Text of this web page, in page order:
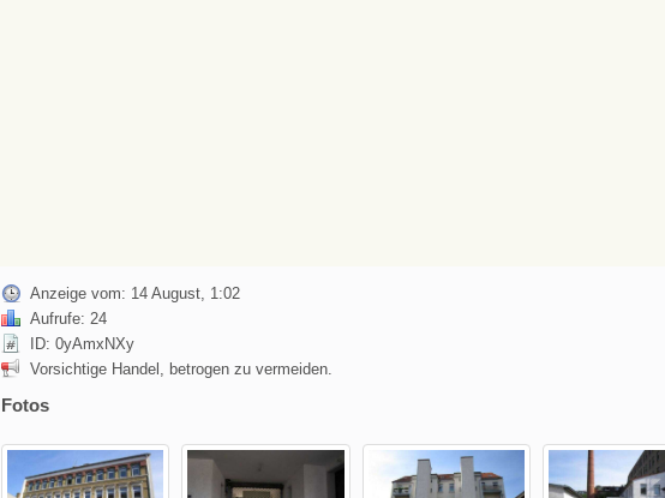
Anzeige vom: 14 August, 1:02
Aufrufe: 24
ID: 0yAmxNXy
Vorsichtige Handel, betrogen zu vermeiden.
Fotos